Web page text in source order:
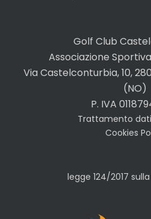
Golf Club
Associazione
Via Castelconturbia, 10,
(NO)
P. IVA
Trattamento
Cookies
legge 124/2017